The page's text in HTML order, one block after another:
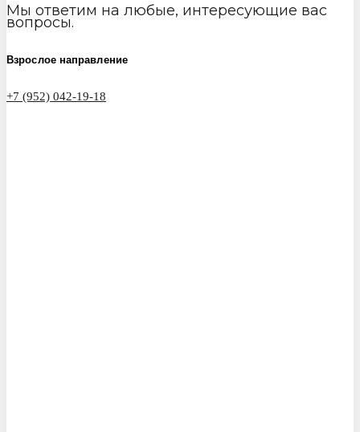
Мы ответим на любые, интересующие вас
вопросы.
Взрослое направление
+7 (952) 042-19-18